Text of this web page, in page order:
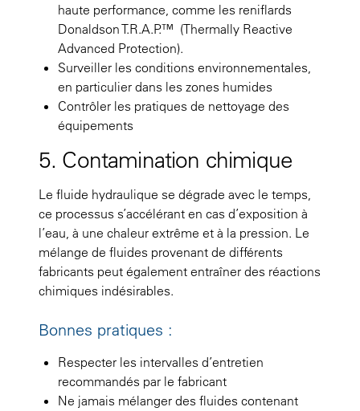
haute performance, comme les reniflards
Donaldson T.R.A.P.™ (Thermally Reactive
Advanced Protection).
Surveiller les conditions environnementales,
en particulier dans les zones humides
Contrôler les pratiques de nettoyage des
équipements
5. Contamination chimique
Le fluide hydraulique se dégrade avec le temps,
ce processus s’accélérant en cas d’exposition à
l’eau, à une chaleur extrême et à la pression. Le
mélange de fluides provenant de différents
fabricants peut également entraîner des réactions
chimiques indésirables.
Bonnes pratiques :
Respecter les intervalles d’entretien
recommandés par le fabricant
Ne jamais mélanger des fluides contenant